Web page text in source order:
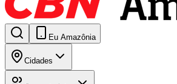
Eu Amazônia
Cidades